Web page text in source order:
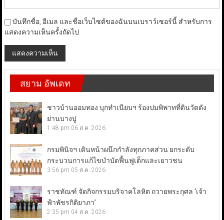
บันทึกชื่อ, อีเมล และชื่อเว็บไซต์ของฉันบนเบราว์เซอร์นี้ สำหรับการ
แสดงความเห็นครั้งถัดไป
สยาม อัพเดท
ชาวบ้านออมทอง บุกทำเนียบฯ ร้องปมพิพาทที่ดินวัดดัง
ย่านบางปู
1:48 pm 06 ส.ค. 2026
กรมพินิจฯ เดินหน้าผนึกกำลังทุกภาคส่วน ยกระดับ
กระบวนการแก้ไขบำบัดฟื้นฟูเด็กและเยาวชน
3:56 pm 05 ส.ค. 2026
ราชทัณฑ์ จัดกิจกรรมบริจาคโลหิต ถวายพระกุศล ‘เจ้า
ฟ้าพัชรกิติยาภา’
2:35 pm 04 ส.ค. 2026